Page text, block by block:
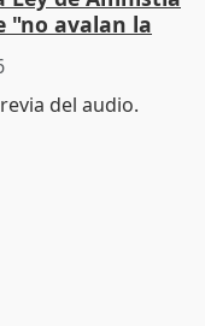
"no avalan la